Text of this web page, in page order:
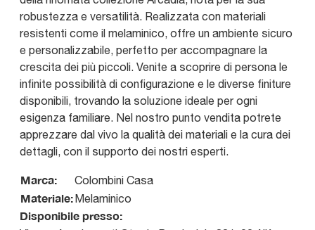
robustezza e versatilità. Realizzata con materiali
resistenti come il melaminico, offre un ambiente sicuro
e personalizzabile, perfetto per accompagnare la
crescita dei più piccoli. Venite a scoprire di persona le
infinite possibilità di configurazione e le diverse finiture
disponibili, trovando la soluzione ideale per ogni
esigenza familiare. Nel nostro punto vendita potrete
apprezzare dal vivo la qualità dei materiali e la cura dei
dettagli, con il supporto dei nostri esperti.
Marca: Colombini Casa
Materiale:Melaminico
Disponibile presso: